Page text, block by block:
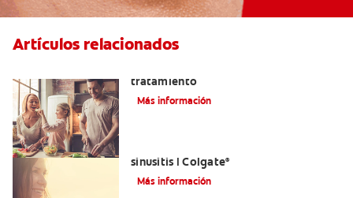
Artículos relacionados
tratamiento
Más información
sinusitis | Colgate®
Más información